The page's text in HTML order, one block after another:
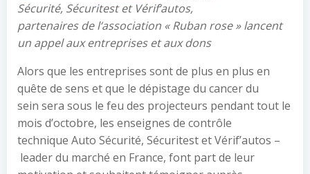
Sécurité, Sécuritest et Vérif‘autos,
partenairesdel‘association « Ruban rose »lancent
un appel aux entreprises et aux dons
Alors que les entreprises sont de plus en plus en
quête de sens et que le dépistage du cancer du
sein sera sous le feu des projecteurs pendant tout le
mois d’octobre, les enseignes de contrôle
technique Auto Sécurité, Sécuritest et Vérif’autos –
leader du marché en France, font part de leur